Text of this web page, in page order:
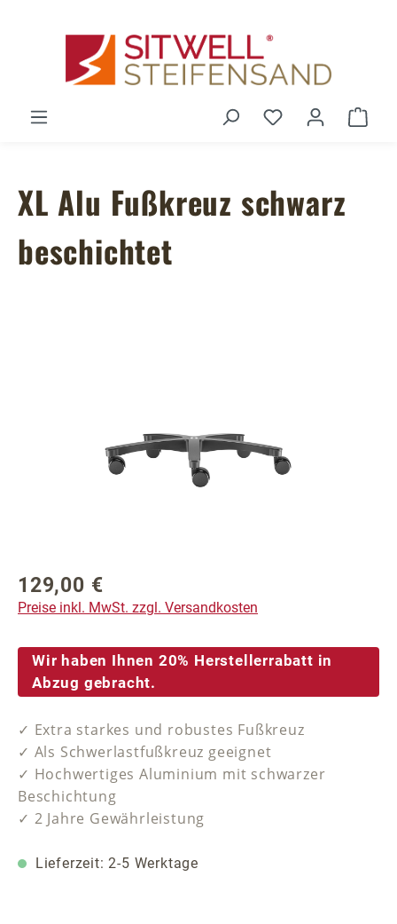
Du hast 0
XL Alu Fußkreuz schwarz
beschichtet
Regulärer Preis:
129,00 €
Preise inkl. MwSt. zzgl. Versandkosten
Wir haben Ihnen 20% Herstellerrabatt in
Abzug gebracht.
✓ Extra starkes und robustes Fußkreuz
✓ Als Schwerlastfußkreuz geeignet
✓ Hochwertiges Aluminium mit schwarzer
Beschichtung
✓ 2 Jahre Gewährleistung
Lieferzeit: 2-5 Werktage